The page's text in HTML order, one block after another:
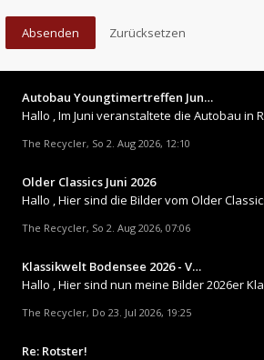
Autobau Youngtimertreffen Jun…
The Recycler, So 2. Aug 2026, 12:10
Older Classics Juni 2026
The Recycler, So 2. Aug 2026, 07:06
Klassikwelt Bodensee 2026 - V…
The Recycler, Do 23. Jul 2026, 19:25
Re: Rotster!